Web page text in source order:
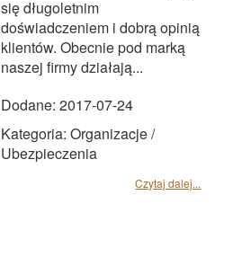
się długoletnim
doświadczeniem i dobrą opinią
klientów. Obecnie pod marką
naszej firmy działają...
Dodane: 2017-07-24
Kategoria: Organizacje /
Ubezpieczenia
Czytaj dalej...